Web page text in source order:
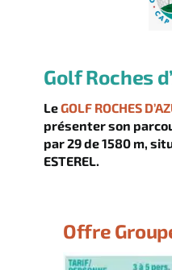
Golf Roches
LeGOLF ROCHES
présenter son
par 29 de 1580 m,
ESTEREL.
Offre